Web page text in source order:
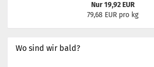
Nur 19,92 EUR
79,68 EUR pro kg
Wo sind wir bald?